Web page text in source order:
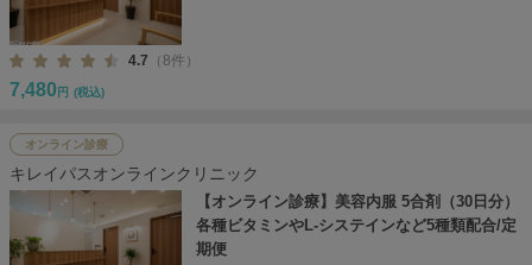
4.7 （8件）
7,480 円 (税込)
オンライン診療
キレイパスオンラインクリニック
【オンライン診療】美容内服 5合剤（30日分）
各種ビタミンやL-システインなど5種類配合/定
期便